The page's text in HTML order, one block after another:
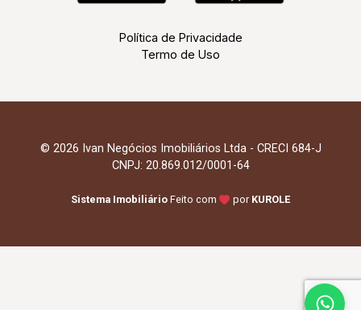
Política de Privacidade
Termo de Uso
© 2026 Ivan Negócios Imobiliários Ltda - CRECI 684-J
CNPJ: 20.869.012/0001-64
Sistema Imobiliário Feito com por KUROLE